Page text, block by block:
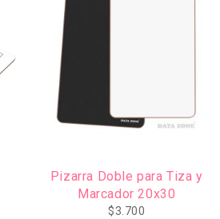
Pizarra Doble para Tiza y
Marcador 20x30
$3.700